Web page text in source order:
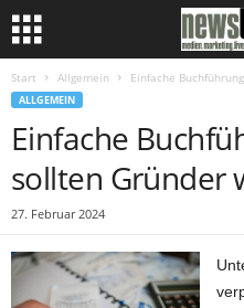
Start Allgemein Einfache
ALLGEMEIN
Einfache
sollten Gründer
27. Februar 2024